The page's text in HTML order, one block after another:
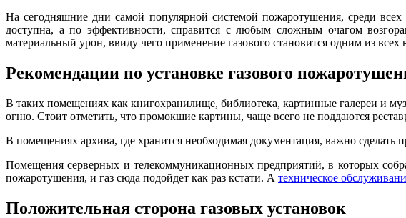
На сегодняшние дни самой популярной системой пожаротушения, среди
доступна, а по эффективности, справится с любым сложным очагом
материальный урон, ввиду чего применение газового становится одним из
Рекомендации по установке газового
В таких помещениях как книгохранилище, библиотека, картинные галереи и
огню. Стоит отметить, что промокшие картины, чаще всего не поддаются
В помещениях архива, где хранится необходимая документация, важно сделать
Помещения серверных и телекоммуникационных предприятий, в которых
пожаротушения, и газ сюда подойдет как раз кстати. А техническое
Положительная сторона газовых установок